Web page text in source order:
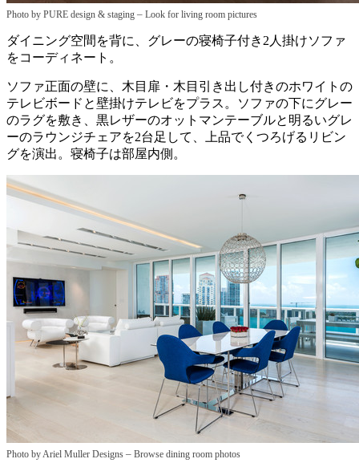
Photo by PURE design & staging – Look for living room pictures
ダイニング空間を背に、グレーの寝椅子付き2人掛けソファ
をコーディネート。
ソファ正面の壁に、木目扉・木目引き出し付きのホワイトの
テレビボードと壁掛けテレビをプラス。ソファの下にグレー
のラグを敷き、黒レザーのオットマンテーブルと明るいグレ
ーのラウンジチェアを2台足して、上品でくつろげるリビン
グを演出。寝椅子は部屋内側。
Photo by Ariel Muller Designs – Browse dining room photos